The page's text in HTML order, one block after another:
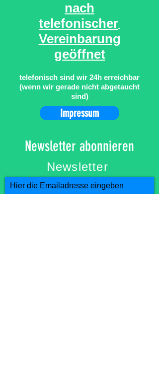
nach
telefonischer
Vereinbarung
geöffnet
telefonisch sind wir 24h erreichbar
(wenn wir gerade nicht abgetaucht
sind)
Impressum
Newsletter abonnieren
Newsletter
Hier die Emailadresse eingeben